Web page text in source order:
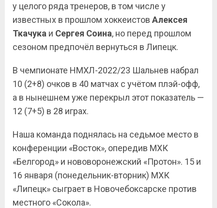
у целого ряда тренеров, в том числе у
известных в прошлом хоккеистов Алексея
Ткачука и Сергея Соина, но перед прошлом
сезоном предпочёл вернуться в Липецк.
В чемпионате НМХЛ-2022/23 Шальнев набрал
10 (2+8) очков в 40 матчах с учётом плэй-офф,
а в нынешнем уже перекрыл этот показатель —
12 (7+5) в 28 играх.
Наша команда поднялась на седьмое место в
конференции «Восток», опередив МХК
«Белгород» и нововоронежский «Протон». 15 и
16 января (понедельник-вторник) МХК
«Липецк» сыграет в Новочебоксарске против
местного «Сокола».